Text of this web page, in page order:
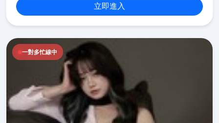
立即進入
一對多忙線中